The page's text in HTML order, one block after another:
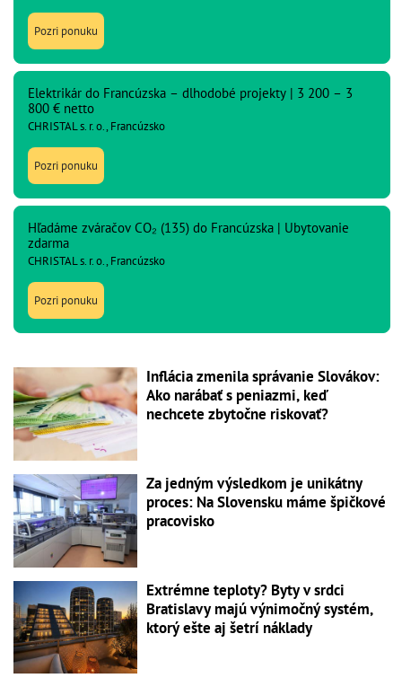
Pozri ponuku
Elektrikár do Francúzska – dlhodobé projekty | 3 200 – 3
800 € netto
CHRISTAL s. r. o., Francúzsko
Pozri ponuku
Hľadáme zváračov CO₂ (135) do Francúzska | Ubytovanie
zdarma
CHRISTAL s. r. o., Francúzsko
Pozri ponuku
Inflácia zmenila správanie Slovákov:
Ako narábať s peniazmi, keď
nechcete zbytočne riskovať?
Za jedným výsledkom je unikátny
proces: Na Slovensku máme špičkové
pracovisko
Extrémne teploty? Byty v srdci
Bratislavy majú výnimočný systém,
ktorý ešte aj šetrí náklady